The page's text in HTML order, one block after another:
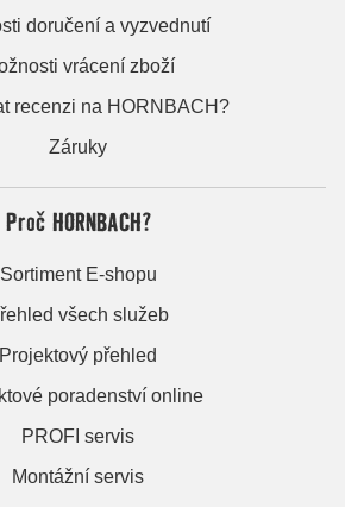
doručení a vyzvednutí
vrácení zboží
recenzi na HORNBACH?
Záruky
Proč HORNBACH?
Sortiment E-shopu
všech služeb
Projektový přehled
poradenství online
PROFI servis
Montážní servis